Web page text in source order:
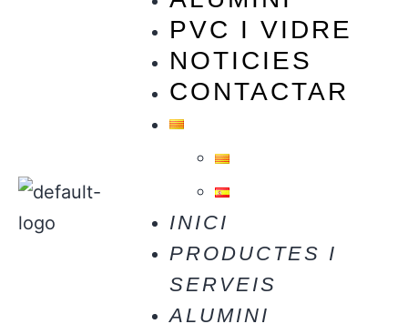
PVC I VIDRE
NOTICIES
CONTACTAR
INICI
PRODUCTES I
SERVEIS
ALUMINI